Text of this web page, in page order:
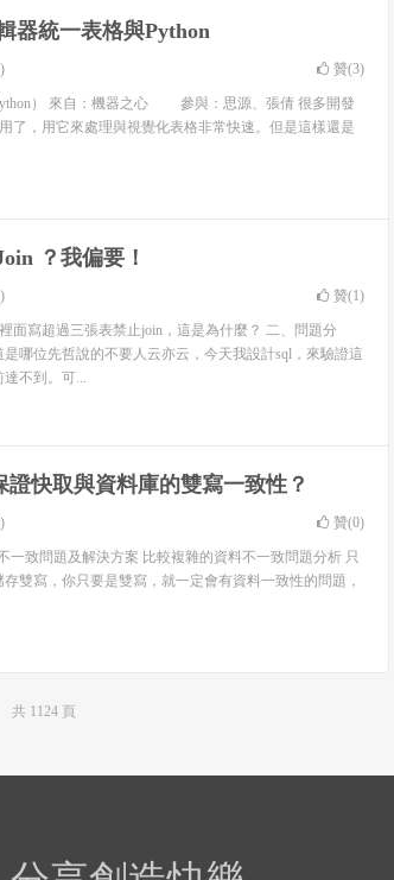
器統一表格與Python
贊(3)
） 來自：機器之心 參與：思源、張倩 很多開發
了，用它來處理與視覺化表格非常快速。但是這樣還是
？我偏要！
贊(1)
面寫超過三張表禁止join，這是為什麼？ 二、問題分
哪位先哲說的不要人云亦云，今天我設計sql，來驗證這
不到。可...
快取與資料庫的雙寫一致性？
贊(0)
一致問題及解決方案 比較複雜的資料不一致問題分析 只
雙寫，你只要是雙寫，就一定會有資料一致性的問題，
共 1124 頁